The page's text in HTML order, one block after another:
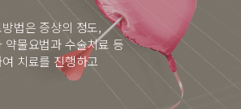
법은 증상의 정도,
약물요법과 수술치료 등
치료를 진행하고